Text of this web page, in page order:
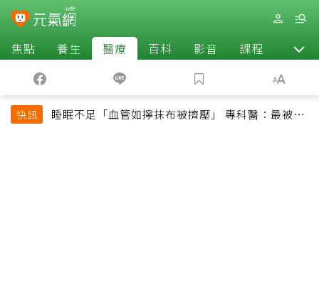
焦點 養生 醫療 百科 影音 課程 退休
快訊
睡眠不足「血管如擰抹布被擠壓」 專科醫：最被忽